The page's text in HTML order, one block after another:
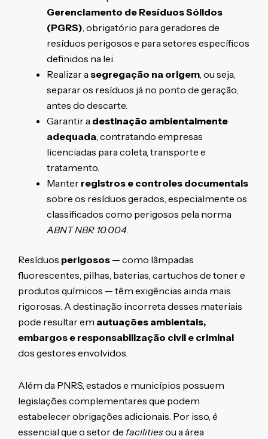
Gerenciamento de Resíduos Sólidos
(PGRS) , obrigatório para geradores de
resíduos perigosos e para setores específicos
definidos na lei.
Realizar a segregação na origem, ou seja,
separar os resíduos já no ponto de geração,
antes do descarte.
Garantir a destinação ambientalmente
adequada , contratando empresas
licenciadas para coleta, transporte e
tratamento.
Manter registros e controles documentais
sobre os resíduos gerados, especialmente os
classificados como perigosos pela norma
ABNT NBR 10.004.
Resíduos perigosos— como lâmpadas
fluorescentes, pilhas, baterias, cartuchos de toner e
produtos químicos — têm exigências ainda mais
rigorosas. A destinação incorreta desses materiais
pode resultar em autuações ambientais,
embargos e responsabilização civil e criminal
dos gestores envolvidos.
Além da PNRS, estados e municípios possuem
legislações complementares que podem
estabelecer obrigações adicionais. Por isso, é
essencial que o setor de facilities ou a área